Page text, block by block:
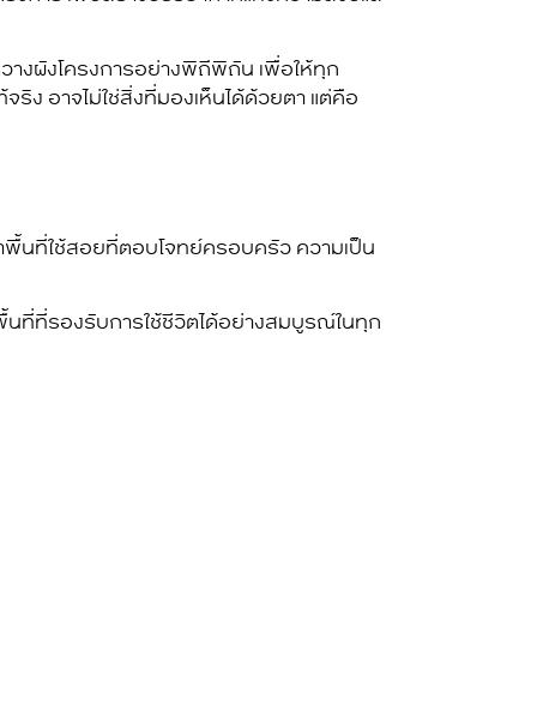
งผังโครงการอย่างพิถีพิถัน เพื่อให้ทุก
ง อาจไม่ใช่สิ่งที่มองเห็นได้ด้วยตา แต่คือ
นที่ใช้สอยที่ตอบโจทย์ครอบครัว ความเป็น
นที่ที่รองรับการใช้ชีวิตได้อย่างสมบูรณ์ในทุก